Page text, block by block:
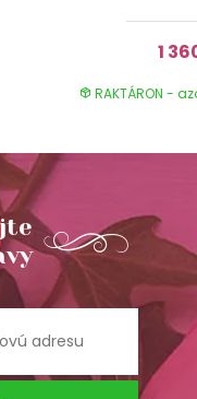
1
RAKTÁRON -